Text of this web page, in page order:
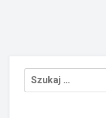
Szukaj: